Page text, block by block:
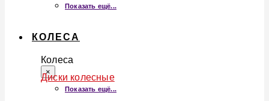
Показать ещё...
КОЛЕСА
Колеса
×
Диски колесные
Показать ещё...